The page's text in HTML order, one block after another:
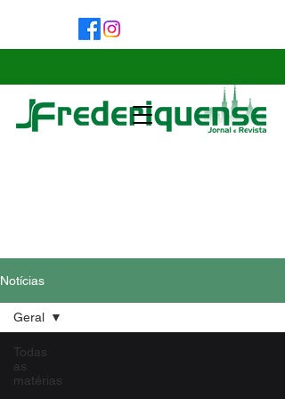
Notícias
Todas
as
matérias
Geral